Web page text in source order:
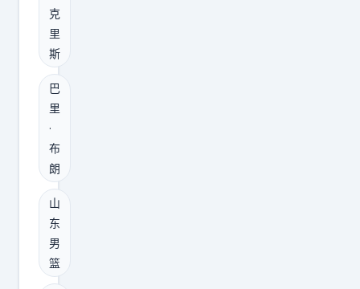
薪
合
同
。
到
这
个
休
赛
期
，
B
熟
的
年
纪
。
身
高
1
米
，
体
了
5
岁
就
按
月
发
，
钱
不
拖
关
于
王
少
杰
去
向
终
于
有
消
息
克
里
斯
巴
里
·
布
朗
山
东
男
篮